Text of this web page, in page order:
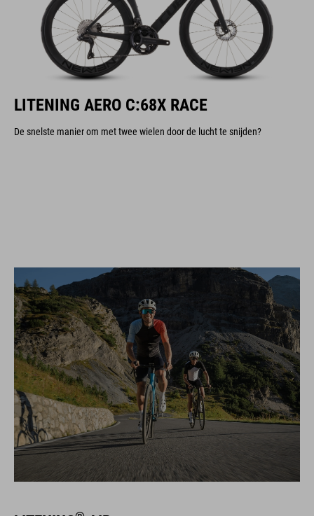
LITENING AERO C:68X RACE
De snelste manier om met twee wielen door de lucht te snijden?
®